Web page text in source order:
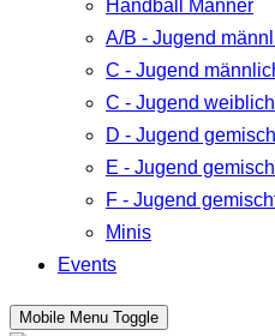
Handball Männer
A/B - Jugend
C - Jugend
C - Jugend weiblich
D - Jugend
E - Jugend
F - Jugend
Minis
Events
Mobile Menu Toggle